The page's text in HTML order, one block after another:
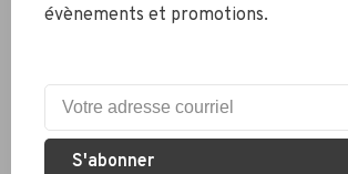
Livraison partout au
évènements et promotions.
S'abonner